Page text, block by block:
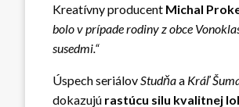
Kreatívny producent Michal
bolo v prípade rodiny z obce
susedmi.“
Úspech seriálovStudňaa Kráľ
dokazujú rastúcu silu kvalitnej